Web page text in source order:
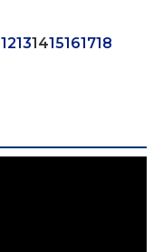
12131415161718